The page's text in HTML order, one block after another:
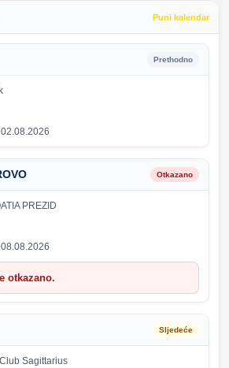
Puni kalendar
Prethodno
Otkazano
PREZID
otkazano.
Sljedeće
Sagittarius